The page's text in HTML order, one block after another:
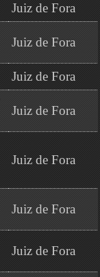
Juiz de Fora
Juiz de Fora
Juiz de Fora
Juiz de Fora
Juiz de Fora
Juiz de Fora
Juiz de Fora